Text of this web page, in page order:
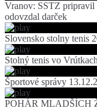
Vranov: SSTZ pripravil
odovzdal darček
Slovensko stolny tenis
Stolný tenis vo Vrútkach
Športové správy
POHÁR MLADŠÍCH